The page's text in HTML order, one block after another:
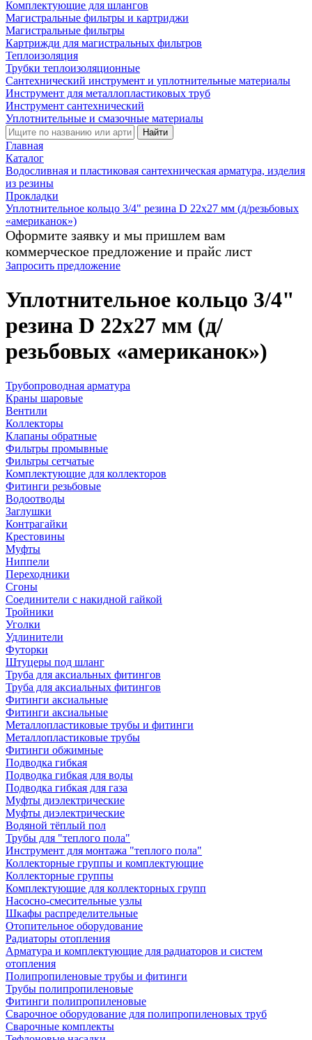
Комплектующие для шлангов
Магистральные фильтры и картриджи
Магистральные фильтры
Картрижди для магистральных фильтров
Теплоизоляция
Трубки теплоизоляционные
Сантехнический инструмент и уплотнительные материалы
Инструмент для металлопластиковых труб
Инструмент сантехнический
Уплотнительные и смазочные материалы
Найти
Главная
Каталог
Водосливная и пластиковая сантехническая арматура, изделия
из резины
Прокладки
Уплотнительное кольцо 3/4" резина D 22х27 мм (д/резьбовых
«американок»)
Оформите заявку и мы пришлем вам
коммерческое предложение и прайс лист
Запросить предложение
Уплотнительное кольцо 3/4"
резина D 22х27 мм (д/
резьбовых «американок»)
Трубопроводная арматура
Краны шаровые
Вентили
Коллекторы
Клапаны обратные
Фильтры промывные
Фильтры сетчатые
Комплектующие для коллекторов
Фитинги резьбовые
Водоотводы
Заглушки
Контрагайки
Крестовины
Муфты
Ниппели
Переходники
Сгоны
Соединители с накидной гайкой
Тройники
Уголки
Удлинители
Футорки
Штуцеры под шланг
Труба для аксиальных фитингов
Труба для аксиальных фитингов
Фитинги аксиальные
Фитинги аксиальные
Металлопластиковые трубы и фитинги
Металлопластиковые трубы
Фитинги обжимные
Подводка гибкая
Подводка гибкая для воды
Подводка гибкая для газа
Муфты диэлектрические
Муфты диэлектрические
Водяной тёплый пол
Трубы для "теплого пола"
Инструмент для монтажа "теплого пола"
Коллекторные группы и комплектующие
Коллекторные группы
Комплектующие для коллекторных групп
Насосно-смесительные узлы
Шкафы распределительные
Отопительное оборудование
Радиаторы отопления
Арматура и комплектующие для радиаторов и систем
отопления
Полипропиленовые трубы и фитинги
Трубы полипропиленовые
Фитинги полипропиленовые
Сварочное оборудование для полипропиленовых труб
Сварочные комплекты